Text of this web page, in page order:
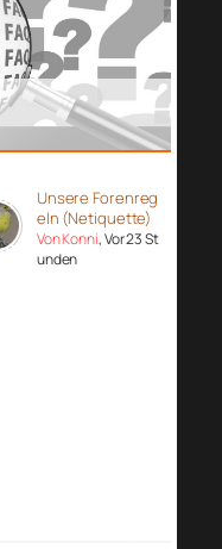
Unsere Forenreg
eln (Netiquette)
Von Konni, Vor 23 St
unden